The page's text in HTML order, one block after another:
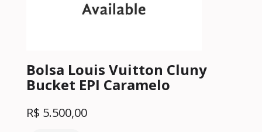
Bolsa Louis Vuitton Cluny
Bucket EPI Caramelo
R$ 5.500,00